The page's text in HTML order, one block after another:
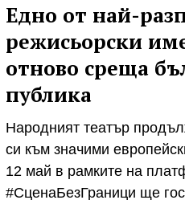
Едно от най-
режисьорски
отново среща
публика
Народният театър
си към значими
12 май в рамките на
#СценаБезГраници ще